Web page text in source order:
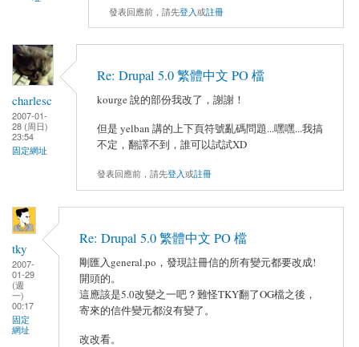
發表回應前，請先登入或註冊
charlesc
2007-01-
28 (周日)
23:54
固定網址
Re: Drupal 5.0 繁體中文 PO 檔
kourge 說的部份我改了，謝謝！
但是 yelban 講的上下頁符號亂碼問題...嘿嘿...我搞
不定，翻譯不到，誰可以試試XD
發表回應前，請先登入或註冊
tky
2007-
01-29
(週
一)
00:17
固定
網址
Re: Drupal 5.0 繁體中文 PO 檔
剛匯入general.po，發現註冊信的所有變元都要改成!
開頭的。
這應該是5.0改變之一吧？難怪TKY翻了OG檔之後，
寄來的信件變元都沒有變了。
改改看。